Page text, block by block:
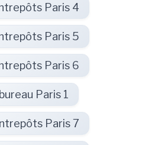
Paris 4
Paris 5
Paris 6
Paris 1
Paris 7